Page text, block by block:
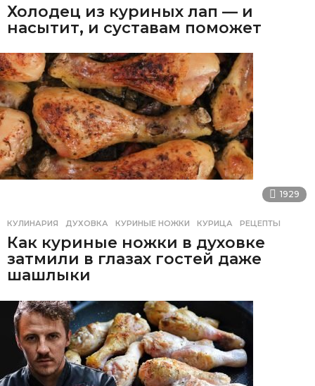
Холодец из куриных лап — и
насытит, и суставам поможет
1929
КУЛИНАРИЯ ДУХОВКА ,КУРИНЫЕ НОЖКИ ,КУРИЦА ,РЕЦЕПТЫ
Как куриные ножки в духовке
затмили в глазах гостей даже
шашлыки